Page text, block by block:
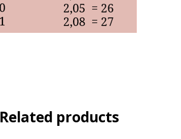
Related products